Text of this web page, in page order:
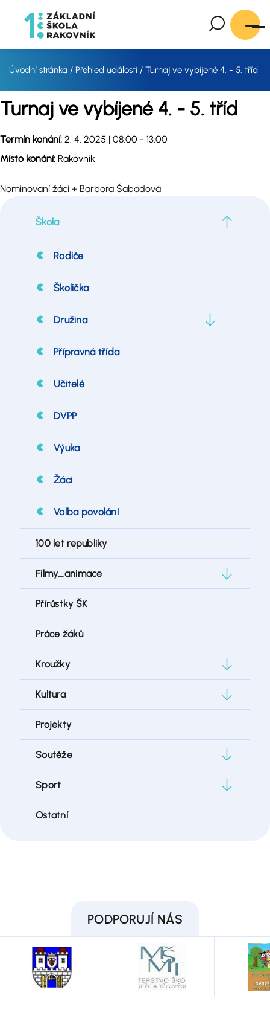
Úvodní stránka Přehled událostí Turnaj ve vybíjené 4. - 5. tříd
Turnaj ve vybíjené 4. - 5. tříd
Termín konání: 2. 4. 2025 | 08:00 - 13:00
Místo konání: Rakovník
Nominovaní žáci + Barbora Šabadová
Škola
Rodiče
Školička
Družina
Přípravná třída
Učitelé
DVPP
Výuka
Žáci
Volba povolání
100 let republiky
Filmy_animace
Přírůstky ŠK
Práce žáků
Kroužky
Kultura
Projekty
Soutěže
Sport
Ostatní
PODPORUJÍ NÁS